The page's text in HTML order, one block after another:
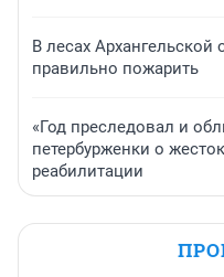
В лесах Архангельской
правильно пожарить
«Год преследовал и
петербурженки о
реабилитации